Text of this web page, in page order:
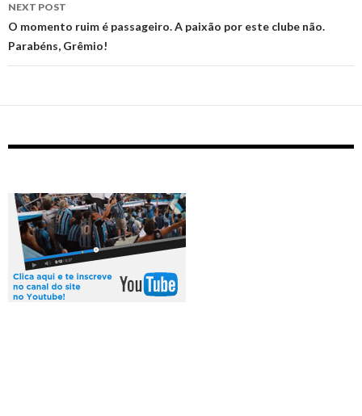
NEXT POST
O momento ruim é passageiro. A paixão por este clube não.
Parabéns, Grêmio!